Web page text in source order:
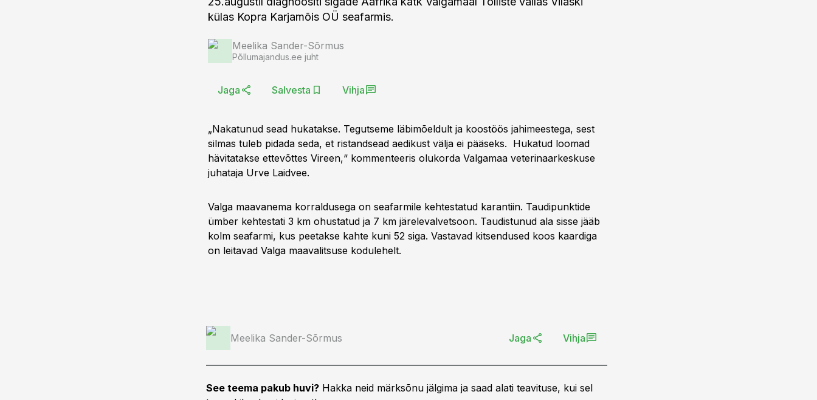
külas Kopra Karjamõis OÜ seafarmis.
Meelika Sander-Sõrmus
Põllumajandus.ee juht
Jaga Salvesta Vihja
„Nakatunud sead hukatakse. Tegutseme läbimõeldult ja koostöös jahimeestega, sest
silmas tuleb pidada seda, et ristandsead aedikust välja ei pääseks. Hukatud loomad
hävitatakse ettevõttes Vireen,“ kommenteeris olukorda Valgamaa veterinaarkeskuse
juhataja Urve Laidvee.
Valga maavanema korraldusega on seafarmile kehtestatud karantiin. Taudipunktide
ümber kehtestati 3 km ohustatud ja 7 km järelevalvetsoon. Taudistunud ala sisse jääb
kolm seafarmi, kus peetakse kahte kuni 52 siga. Vastavad kitsendused koos kaardiga
on leitavad Valga maavalitsuse kodulehelt.
Meelika Sander-Sõrmus Jaga Vihja
See teema pakub huvi? Hakka neid märksõnu jälgima ja saad alati teavituse, kui sel